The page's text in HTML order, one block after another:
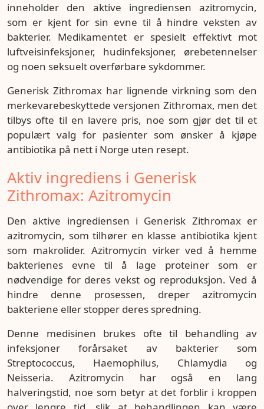
inneholder den aktive ingrediensen azitromycin,
som er kjent for sin evne til å hindre veksten av
bakterier. Medikamentet er spesielt effektivt mot
luftveisinfeksjoner, hudinfeksjoner, ørebetennelser
og noen seksuelt overførbare sykdommer.
Generisk Zithromax har lignende virkning som den
merkevarebeskyttede versjonen Zithromax, men det
tilbys ofte til en lavere pris, noe som gjør det til et
populært valg for pasienter som ønsker å kjøpe
antibiotika på nett i Norge uten resept.
Aktiv ingrediens i Generisk
Zithromax: Azitromycin
Den aktive ingrediensen i Generisk Zithromax er
azitromycin, som tilhører en klasse antibiotika kjent
som makrolider. Azitromycin virker ved å hemme
bakterienes evne til å lage proteiner som er
nødvendige for deres vekst og reproduksjon. Ved å
hindre denne prosessen, dreper azitromycin
bakteriene eller stopper deres spredning.
Denne medisinen brukes ofte til behandling av
infeksjoner forårsaket av bakterier som
Streptococcus, Haemophilus, Chlamydia og
Neisseria. Azitromycin har også en lang
halveringstid, noe som betyr at det forblir i kroppen